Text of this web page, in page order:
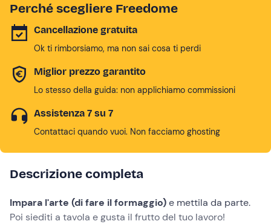
che ogni giorno dedichiamo al nostro lavoro e il profondo
rispetto per il territorio che ci ospita.
Perché scegliere Freedome
Cancellazione gratuita
Ok ti rimborsiamo, ma non sai cosa ti perdi
Miglior prezzo garantito
Lo stesso della guida: non applichiamo commissioni
Assistenza 7 su 7
Contattaci quando vuoi. Non facciamo ghosting
Descrizione completa
Impara l'arte (di fare il formaggio)e mettila da parte.
Poi siediti a tavola e gusta il frutto del tuo lavoro!